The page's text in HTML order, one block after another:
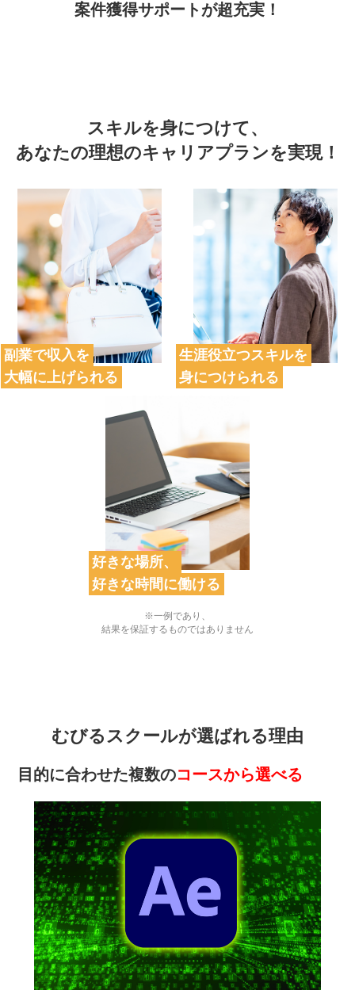
案件獲得サポートが超充実！
スキルを身につけて、
あなたの理想のキャリアプランを実現！
副業で収入を
大幅に上げられる
生涯役立つスキルを
身につけられる
好きな場所、
好きな時間に働ける
※一例であり、
結果を保証するものではありません
むびるスクールが選ばれる理由
目的に合わせた複数のコースから選べる